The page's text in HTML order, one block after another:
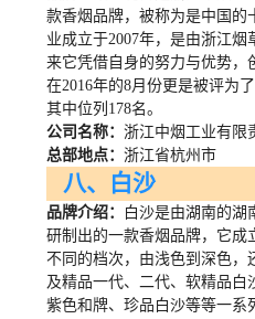
款香烟品牌，被称为是中国的
业成立于2007年，是由浙江烟
来它凭借自身的努力与优势，
在2016年的8月份更是被评为
其中位列 178名。
公司名称：浙江中烟工业有限
总部地点：浙江省杭州市
八、白沙
品牌介绍：
白沙是由湖南的湖
研制出的一款香烟品牌，它成
不同的档次，由浅色到深色，
及精品一代、二代、软精品白
紫色和牌、珍品白沙等等一系